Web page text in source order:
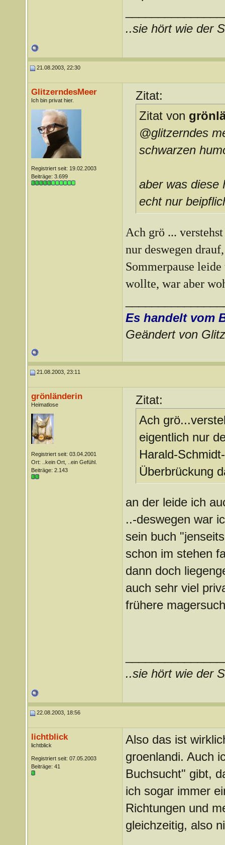
..sie hört wie der
21.08.2003, 22:30
GlitzerndesMeer
Ich bin privat hier.
Registriert seit: 19.02.2003
Beiträge: 3.699
Zitat:
Zitat von
@glitzerndes
schwarzen
aber was diese
echt nur
Ach grö ...
nur deswegen
Sommerpause
wollte, war aber
Es handelt vom
Geändert von
21.08.2003, 23:11
grönländerin
Heimatlose
Registriert seit: 03.04.2001
Ort: ..kein Ort, ..ein Gefühl.
Beiträge: 2.143
Zitat:
Ach
eigentlich nur
Harald-
Überbrückung
an der leide ich
..-deswegen war
sein buch
schon im stehen
dann doch
auch sehr viel
frühere
..sie hört wie der
22.08.2003, 18:56
lichtblick
lichtblick
Registriert seit: 07.05.2003
Beiträge: 41
Also das ist
groenlandi. Auch
Buchsucht" gibt,
ich sogar immer
Richtungen und
gleichzeitig, also